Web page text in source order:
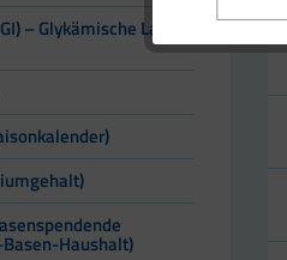
– Glykämische Last
Haushalt)